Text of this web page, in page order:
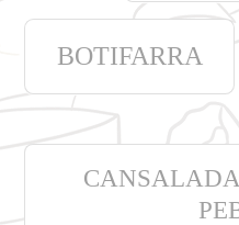
BOTIFARRA